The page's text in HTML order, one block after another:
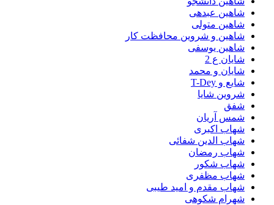
شاهین عبدهی
شاهین متولی
شاهین و شروین محافظت کار
شاهین یوسفی
شایان ع 2
شایان و محمد
شایع و T-Dey
شروین شایا
شفق
شمس آریان
شهاب اکبری
شهاب الدین شفائی
شهاب رمضان
شهاب شکور
شهاب مظفری
شهاب مقدم و امید طیبی
شهرام شکوهی